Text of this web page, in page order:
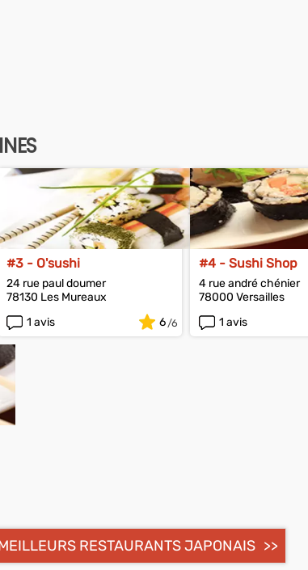
#3 - O'sushi
24 rue paul doumer
78130 Les Mureaux
1 avis
6
#4 - Sushi Shop
4 rue andré chénier
78000 Versailles
1 avis
RESTAURANTS JAPONAIS